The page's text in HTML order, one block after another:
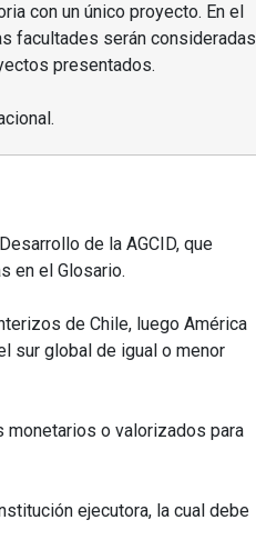
con un único proyecto. En el
facultades serán consideradas
presentados.
de la AGCID, que
en el Glosario.
de Chile, luego América
sur global de igual o menor
o valorizados para
ejecutora, la cual debe